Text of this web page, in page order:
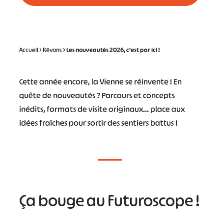
Accueil>Rêvons>Les nouveautés 2026, c'est par ici !
Cette année encore, la Vienne se réinvente ! En
quête de nouveautés ? Parcours et concepts
inédits, formats de visite originaux… place aux
idées fraîches pour sortir des sentiers battus !
Ça bouge au Futuroscope !